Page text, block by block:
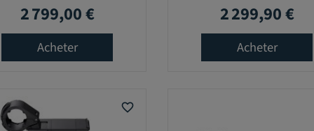
Prix
2 799,00 €
Acheter
Prix
2 299,90 €
Acheter
favorite_border